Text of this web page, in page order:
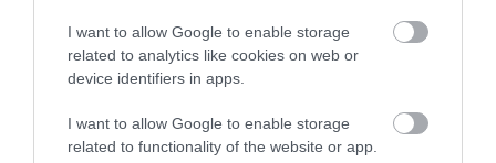
I want to allow Google to enable storage
related to analytics like cookies on web or
device identifiers in apps.
I want to allow Google to enable storage
related to functionality of the website or app.
Great West Way®